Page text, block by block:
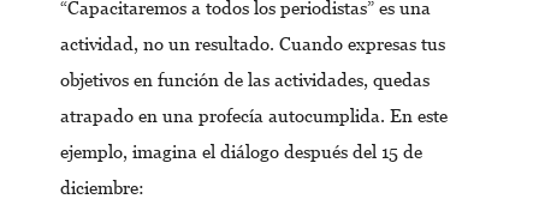
“Capacitaremos a todos los periodistas” es una
actividad, no un resultado. Cuando expresas tus
objetivos en función de las actividades, quedas
atrapado en una profecía autocumplida. En este
ejemplo, imagina el diálogo después del 15 de
diciembre: